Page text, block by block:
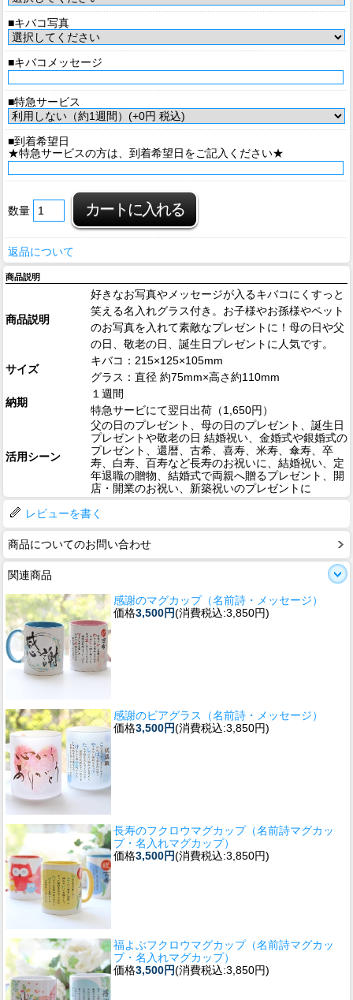
■キバコ写真
■キバコメッセージ
■特急サービス
■到着希望日
★特急サービスの方は、到着希望日をご記入ください★
数量
返品について
商品説明
商品説明
好きなお写真やメッセージが入るキバコにくすっと
笑える名入れグラス付き。お子様やお孫様やペット
のお写真を入れて素敵なプレゼントに！母の日や父
の日、敬老の日、誕生日プレゼントに人気です。
サイズ
キバコ：215×125×105mm
グラス：直径 約75mm×高さ約110mm
納期
１週間
特急サービにて翌日出荷（1,650円）
活用シーン
父の日のプレゼント、母の日のプレゼント、誕生日
プレゼントや敬老の日 結婚祝い、金婚式や銀婚式の
プレゼント、還暦、古希、喜寿、米寿、傘寿、卒
寿、白寿、百寿など長寿のお祝いに、結婚祝い、定
年退職の贈物、結婚式で両親へ贈るプレゼント、開
店・開業のお祝い、新築祝いのプレゼントに
レビューを書く
商品についてのお問い合わせ
関連商品
感謝のマグカップ（名前詩・メッセージ）
価格3,500円(消費税込:3,850円)
感謝のビアグラス（名前詩・メッセージ）
価格3,500円(消費税込:3,850円)
長寿のフクロウマグカップ（名前詩マグカッ
プ・名入れマグカップ）
価格3,500円(消費税込:3,850円)
福よぶフクロウマグカップ（名前詩マグカッ
プ・名入れマグカップ）
価格3,500円(消費税込:3,850円)